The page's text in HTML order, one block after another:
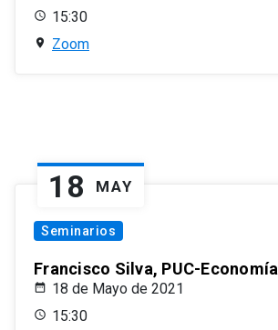
15:30
Zoom
18 MAY
Seminarios
Francisco Silva, PUC-Economía
18 de Mayo de 2021
15:30